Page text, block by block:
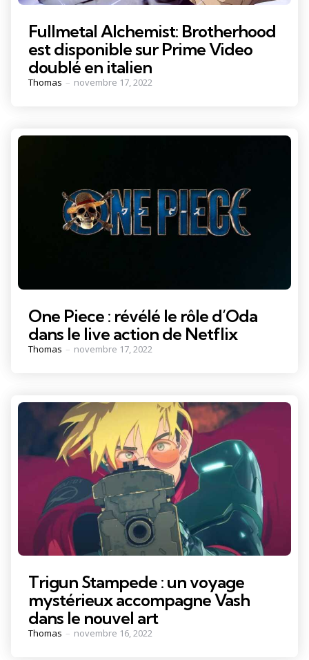
Fullmetal Alchemist: Brotherhood
est disponible sur Prime Video
doublé en italien
Posted
Thomas novembre 17, 2022
One Piece : révélé le rôle d’Oda
dans le live action de Netflix
Posted
Thomas novembre 17, 2022
Trigun Stampede : un voyage
mystérieux accompagne Vash
dans le nouvel art
Posted
Thomas novembre 16, 2022